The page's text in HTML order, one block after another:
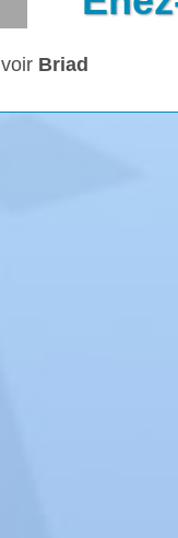
voir Briad